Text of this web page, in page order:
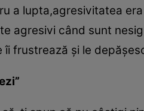
a lupta,agresivitatea
agresivi când sunt
îi frustrează şi le